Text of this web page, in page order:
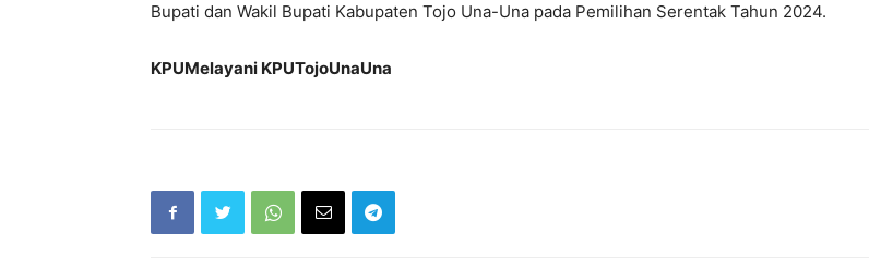
Bupati dan Wakil Bupati Kabupaten Tojo Una-Una pada Pemilihan Serentak Tahun 2024.
KPUMelayani KPUTojoUnaUna